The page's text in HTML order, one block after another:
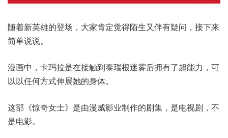
随着新英雄的登场，大家肯定觉得陌生又伴有疑问，接下来
简单说说。
漫画中，卡玛拉是在接触到泰瑞根迷雾后拥有了超能力，可
以以任何方式伸展她的身体。
这部《惊奇女士》是由漫威影业制作的剧集，是电视剧，不
是电影。